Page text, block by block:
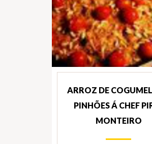
ARROZ DE
PINHÕES Á CHEF
MONTEIRO